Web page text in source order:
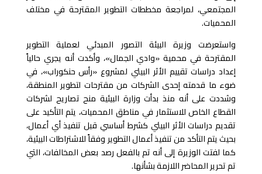
المجتمعي، لمراجعة مخططات التطوير المقترحة في مختلف
المحميات.
واستعرضت وزيرة البيئة التصور المبدئي لعملية التطوير
المقترحة في محمية «وادي الجمال»، وأكدت أنه يجري حالياً
إعداد دراسات تقييم الأثر البيئي لمشروع «رأس حنكوراب»، في
ضوء ما قدمته إحدى الشركات من مقترحات لتطوير المنطقة،
وشددت على أنه منذ بدأت وزارة البيئية منح تصاريح لشركات
القطاع الخاص للاستثمار في مناطق المحميات، يتم التأكيد على
تقديم دراسات الأثر البيئي كشرط أساسي قبل تنفيذ أي أعمال،
بحيث يتم التأكد من تنفيذ أعمال التطوير وفقاً للاشتراطات البيئية،
كما لفتت الوزيرة إلى أنه تم بالفعل رصد بعض المخالفات، التي
تم تحرير المحاضر اللازمة بشأنها.